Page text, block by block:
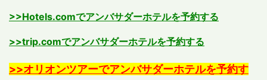
>>Hotels.comでアンバサダーホテルを予約する
>>trip.comでアンバサダーホテルを予約する
>>オリオンツアーでアンバサダーホテルを予約す